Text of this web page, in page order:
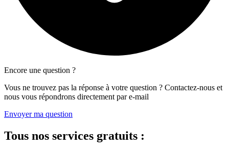
Encore une question ?
Vous ne trouvez pas la réponse à votre question ? Contactez-nous et
nous vous répondrons directement par e-mail
Envoyer ma question
Tous nos services gratuits :